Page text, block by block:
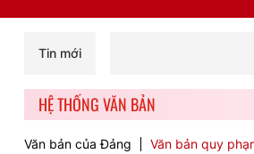
Tin mới
HỆ THỐNG VĂN BẢN
Văn bản của Đảng Văn bản quy